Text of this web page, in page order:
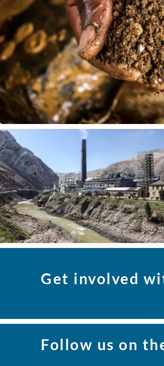
Get involved
Follow us on